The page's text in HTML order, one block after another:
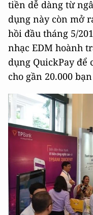
tiền dễ dàng từ
dụng này còn mở
hồi đầu tháng 5/
nhạc EDM hoành
dụng QuickPay để
cho gần 20.000